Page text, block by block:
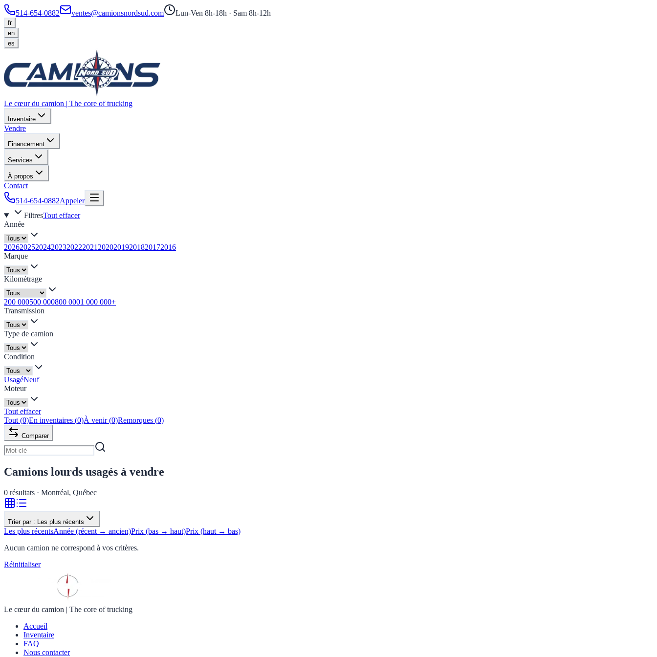
514-654-0882 ventes@camionsnordsud.com Lun-Ven 8h-18h · Sam 8h-12h
fr
en
es
Le cœur du camion | The core of trucking
Inventaire
Vendre
Financement
Services
À propos
Contact
514-654-0882Appeler
FiltresTout effacer
Année
202620252024202320222021 20202019201820172016
Marque
Kilométrage
200 000500 000800 0001 000 000+
Transmission
Type de camion
Condition
UsagéNeuf
Moteur
Tout effacer
Tout (0)En inventaires (0)À venir (0)Remorques (0)
Comparer
Camions lourds usagés à vendre
0 résultats · Montréal, Québec
Trier par : Les plus récents
Les plus récentsAnnée (récent → ancien)Prix (bas → haut)Prix (haut → bas)
Aucun camion ne correspond à vos critères.
Réinitialiser
Le cœur du camion | The core of trucking
Accueil
Inventaire
FAQ
Nous contacter